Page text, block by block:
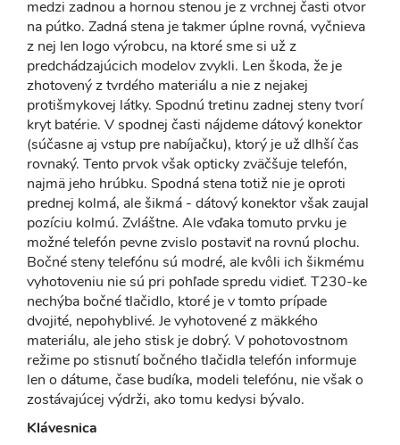
medzi zadnou a hornou stenou je z vrchnej časti otvor
na pútko. Zadná stena je takmer úplne rovná, vyčnieva
z nej len logo výrobcu, na ktoré sme si už z
predchádzajúcich modelov zvykli. Len škoda, že je
zhotovený z tvrdého materiálu a nie z nejakej
protišmykovej látky. Spodnú tretinu zadnej steny tvorí
kryt batérie. V spodnej časti nájdeme dátový konektor
(súčasne aj vstup pre nabíjačku), ktorý je už dlhší čas
rovnaký. Tento prvok však opticky zväčšuje telefón,
najmä jeho hrúbku. Spodná stena totiž nie je oproti
prednej kolmá, ale šikmá - dátový konektor však zaujal
pozíciu kolmú. Zvláštne. Ale vďaka tomuto prvku je
možné telefón pevne zvislo postaviť na rovnú plochu.
Bočné steny telefónu sú modré, ale kvôli ich šikmému
vyhotoveniu nie sú pri pohľade spredu vidieť. T230-ke
nechýba bočné tlačidlo, ktoré je v tomto prípade
dvojité, nepohyblivé. Je vyhotovené z mäkkého
materiálu, ale jeho stisk je dobrý. V pohotovostnom
režime po stisnutí bočného tlačidla telefón informuje
len o dátume, čase budíka, modeli telefónu, nie však o
zostávajúcej výdrži, ako tomu kedysi bývalo.
Klávesnica